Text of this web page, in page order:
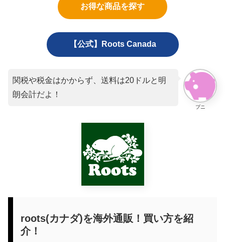
お得な商品を探す
【公式】Roots Canada
プニ
関税や税金はかからず、送料は20ドルと明
朗会計だよ！
roots(カナダ)を海外通販！買い方を紹
介！